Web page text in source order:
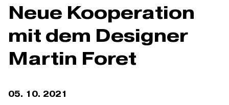
Neue Kooperation
mit dem Designer
Martin Foret
05. 10. 2021